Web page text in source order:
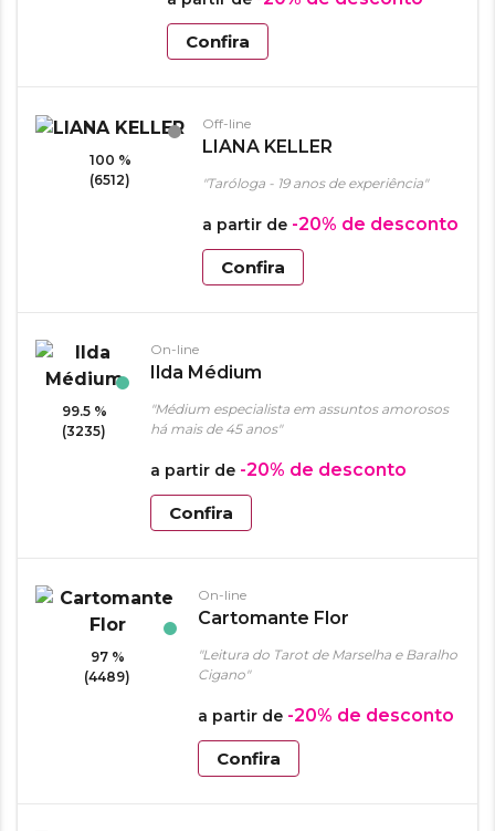
Confira
100 %
(6512)
Off-line
LIANA KELLER
"Taróloga - 19 anos de experiência"
a partir de -20% de desconto
Confira
99.5 %
(3235)
On-line
Ilda Médium
"Médium especialista em assuntos amorosos
há mais de 45 anos"
a partir de -20% de desconto
Confira
97 %
(4489)
On-line
Cartomante Flor
"Leitura do Tarot de Marselha e Baralho
Cigano"
a partir de -20% de desconto
Confira